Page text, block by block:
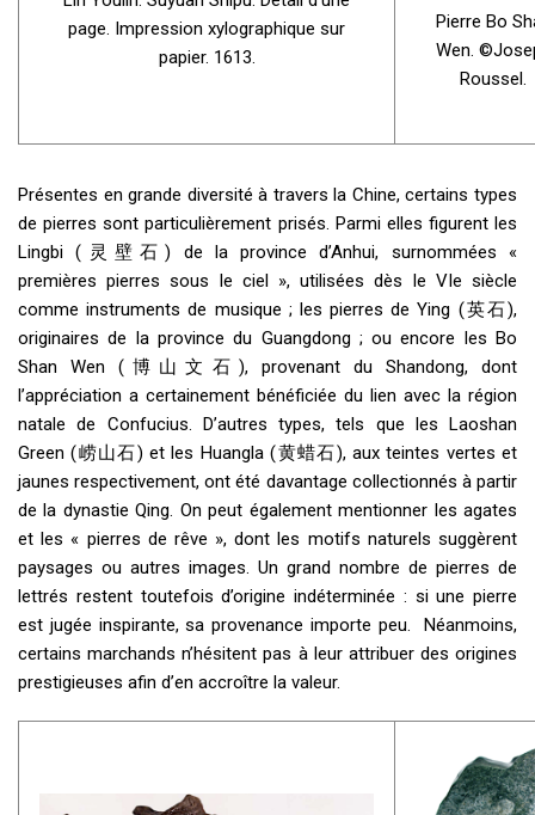
page. Impression xylographique sur
papier. 1613.
Pierre Bo
Wen.
Roussel.
Présentes en grande diversité à travers la Chine, certains types
de pierres sont particulièrement prisés. Parmi elles figurent les
Lingbi (灵壁石) de la province d’Anhui, surnommées «
premières pierres sous le ciel », utilisées dès le VIe siècle
comme instruments de musique ; les pierres de Ying (英石),
originaires de la province du Guangdong ; ou encore les Bo
Shan Wen (博山文石), provenant du Shandong, dont
l’appréciation a certainement bénéficiée du lien avec la région
natale de Confucius. D’autres types, tels que les Laoshan
Green (崂山石) et les Huangla (黄蜡石), aux teintes vertes et
jaunes respectivement, ont été davantage collectionnés à partir
de la dynastie Qing. On peut également mentionner les agates
et les « pierres de rêve », dont les motifs naturels suggèrent
paysages ou autres images. Un grand nombre de pierres de
lettrés restent toutefois d’origine indéterminée : si une pierre
est jugée inspirante, sa provenance importe peu. Néanmoins,
certains marchands n’hésitent pas à leur attribuer des origines
prestigieuses afin d’en accroître la valeur.